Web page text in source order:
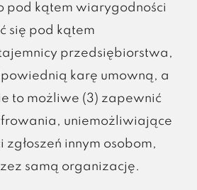
pod kątem wiarygodności
się pod kątem
przedsiębiorstwa,
karę umowną, a
to możliwe (3) zapewnić
uniemożliwiające
innym osobom,
samą organizację.